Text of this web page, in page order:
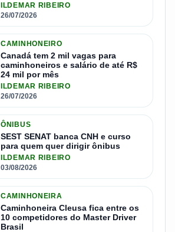
ILDEMAR RIBEIRO
26/07/2026
CAMINHONEIRO
Canadá tem 2 mil vagas para
caminhoneiros e salário de até R$
24 mil por mês
ILDEMAR RIBEIRO
26/07/2026
ÔNIBUS
SEST SENAT banca CNH e curso
para quem quer dirigir ônibus
ILDEMAR RIBEIRO
03/08/2026
CAMINHONEIRA
Caminhoneira Cleusa fica entre os
10 competidores do Master Driver
Brasil